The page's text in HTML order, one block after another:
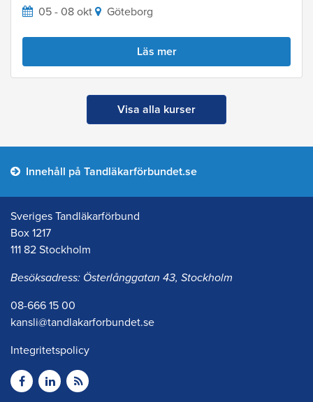
05 - 08 okt Göteborg
Läs mer
Visa alla kurser
Innehåll på Tandläkarförbundet.se
Sveriges Tandläkarförbund
Box 1217
111 82 Stockholm
Besöksadress: Österlånggatan 43, Stockholm
08-666 15 00
kansli@tandlakarforbundet.se
Integritetspolicy